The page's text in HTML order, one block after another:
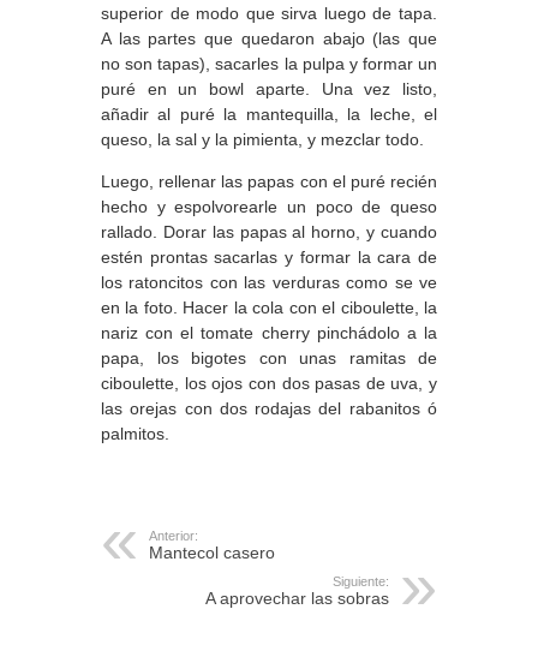
superior de modo que sirva luego de tapa.
A las partes que quedaron abajo (las que
no son tapas), sacarles la pulpa y formar un
puré en un bowl aparte. Una vez listo,
añadir al puré la mantequilla, la leche, el
queso, la sal y la pimienta, y mezclar todo.
Luego, rellenar las papas con el puré recién
hecho y espolvorearle un poco de queso
rallado. Dorar las papas al horno, y cuando
estén prontas sacarlas y formar la cara de
los ratoncitos con las verduras como se ve
en la foto. Hacer la cola con el ciboulette, la
nariz con el tomate cherry pinchádolo a la
papa, los bigotes con unas ramitas de
ciboulette, los ojos con dos pasas de uva, y
las orejas con dos rodajas del rabanitos ó
palmitos.
Anterior:
Mantecol casero
Siguiente:
A aprovechar las sobras